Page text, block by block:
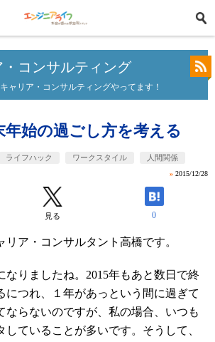
コンサルティング
ャリア・コンサルティングやってます！
始の過ごし方を考える
ライフハック ワークスタイル 人間関係
» 2015/12/28
見る 0
ア・コンサルタント高橋です。
りましたね。2015年もあと数日で終
につれ、１年があっという間に過ぎて
ならないのですが、私の場合、いつも
していることが多いです。そうして、